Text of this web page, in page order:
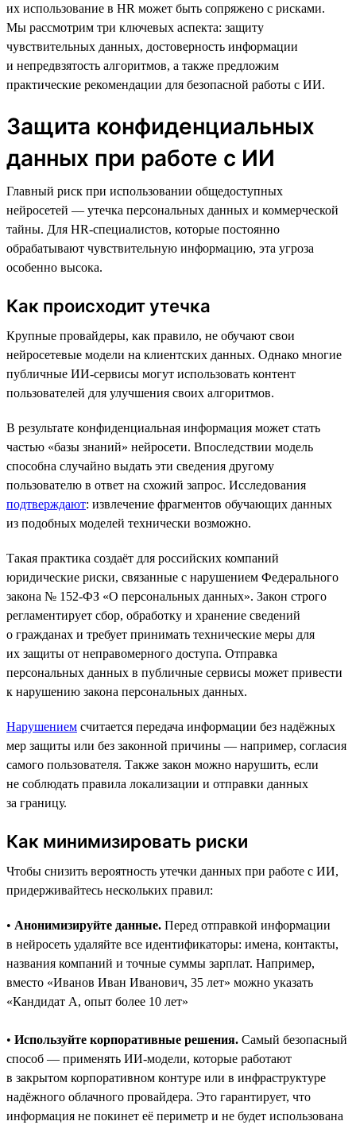
их использование в HR может быть сопряжено с рисками.
Мы рассмотрим три ключевых аспекта: защиту
чувствительных данных, достоверность информации
и непредвзятость алгоритмов, а также предложим
практические рекомендации для безопасной работы с ИИ.
Защита конфиденциальных
данных при работе с ИИ
Главный риск при использовании общедоступных
нейросетей — утечка персональных данных и коммерческой
тайны. Для HR-специалистов, которые постоянно
обрабатывают чувствительную информацию, эта угроза
особенно высока.
Как происходит утечка
Крупные провайдеры, как правило, не обучают свои
нейросетевые модели на клиентских данных. Однако многие
публичные ИИ-сервисы могут использовать контент
пользователей для улучшения своих алгоритмов.
В результате конфиденциальная информация может стать
частью «базы знаний» нейросети. Впоследствии модель
способна случайно выдать эти сведения другому
пользователю в ответ на схожий запрос. Исследования
подтверждают: извлечение фрагментов обучающих данных
из подобных моделей технически возможно.
Такая практика создаёт для российских компаний
юридические риски, связанные с нарушением Федерального
закона № 152-ФЗ «О персональных данных». Закон строго
регламентирует сбор, обработку и хранение сведений
о гражданах и требует принимать технические меры для
их защиты от неправомерного доступа. Отправка
персональных данных в публичные сервисы может привести
к нарушению закона персональных данных.
Нарушением считается передача информации без надёжных
мер защиты или без законной причины — например, согласия
самого пользователя. Также закон можно нарушить, если
не соблюдать правила локализации и отправки данных
за границу.
Как минимизировать риски
Чтобы снизить вероятность утечки данных при работе с ИИ,
придерживайтесь нескольких правил:
• Анонимизируйте данные. Перед отправкой информации
в нейросеть удаляйте все идентификаторы: имена, контакты,
названия компаний и точные суммы зарплат. Например,
вместо «Иванов Иван Иванович, 35 лет» можно указать
«Кандидат А, опыт более 10 лет»
• Используйте корпоративные решения. Самый безопасный
способ — применять ИИ-модели, которые работают
в закрытом корпоративном контуре или в инфраструктуре
надёжного облачного провайдера. Это гарантирует, что
информация не покинет её периметр и не будет использована